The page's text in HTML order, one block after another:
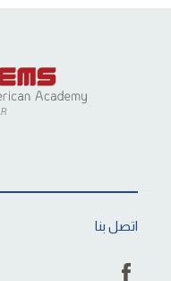
اتصل بنا